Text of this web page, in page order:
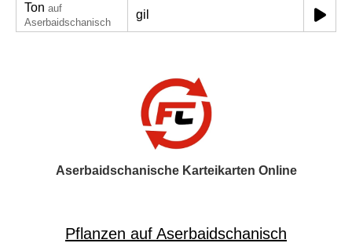
Ton auf
Aserbaidschanisch
gil
Aserbaidschanische Karteikarten Online
Pflanzen auf Aserbaidschanisch